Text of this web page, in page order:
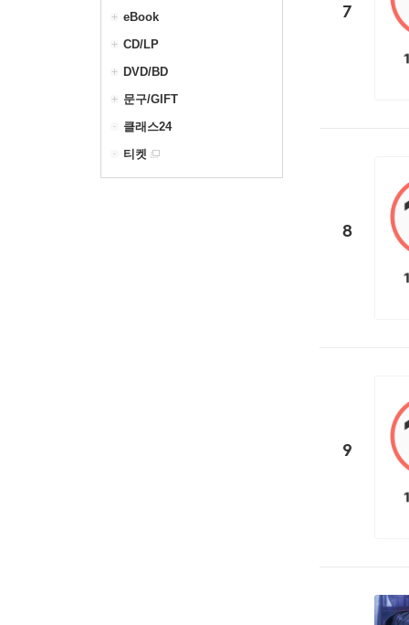
eBook
CD/LP
DVD/BD
문구/GIFT
클래스24
티켓
7
8
9